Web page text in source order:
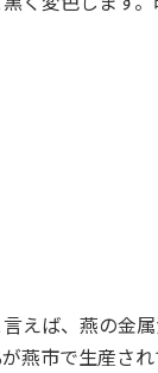
えば、燕の金
燕市で生産され